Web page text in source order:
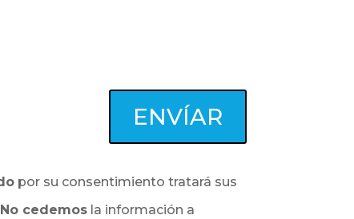
ENVÍAR
por su consentimiento tratará sus
No cedemos la información a